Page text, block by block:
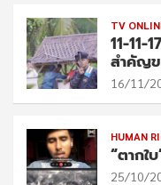
TV
11-11-
สำคัญข
16/11/
HUMAN
“ตากใ
25/10/